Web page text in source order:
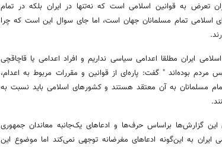
تعرض به قوانین اسلامی است که نه‌تنها در ایران بلکه در تمام
اسلامی تمام مسلمانان جهان است، اما جای سوال این است که چرا
ایران مطلقا اعدامی سیاسی نداریم و افراد اعدامی یا قاچاقچی
بوده‌اند " گفت:‌ پاره‌ای از قوانین و مقررات مربوط به اعدام،
مسلمانان به آن معتقد هستند و کشورهای اسلامی باید نسبت به
این گزارش‌ها براساس حرف‌ها و ادعاهای یک‌جانبه معاندان جمهوری
ایران به این‌گونه ادعاهای مغرضانه توجهی نمی‌کند اما موضوع این